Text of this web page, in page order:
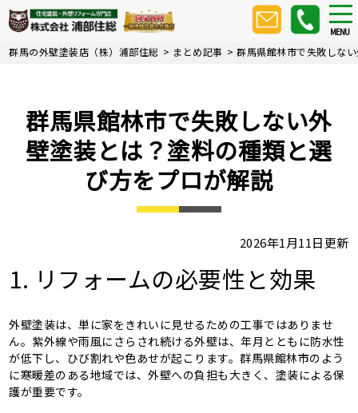
Skip
to
content
MENU
群馬の外壁塗装店（株）浦部住総 > まとめ記事 >群馬県館林市で失敗しな
群馬県館林市で失敗しない外
壁塗装とは？塗料の種類と選
び方をプロが解説
2026年1月11日更新
1. リフォームの必要性と効果
外壁塗装は、単に家をきれいに見せるための工事ではありませ
ん。紫外線や雨風にさらされ続ける外壁は、年月とともに防水性
が低下し、ひび割れや色あせが起こります。群馬県館林市のよう
に寒暖差のある地域では、外壁への負担も大きく、塗装による保
護が重要です。